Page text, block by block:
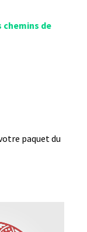
chemins de
paquet du